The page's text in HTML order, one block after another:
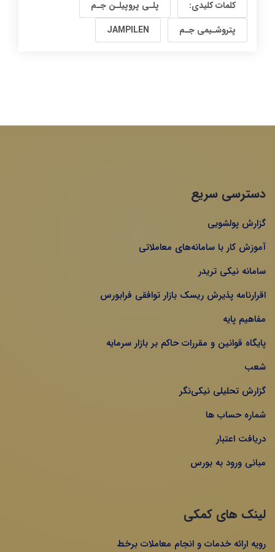
کلمات کلیدی:
پلـی پروپیلـن جـم
پتروشـیمی جـم
JAMPILEN
دسترسی سریع
گزارش پولشویی
آموزش کار با سامانه‌های معاملاتی
سامانه نیکی تریدر
اقرارنامه پذیرش ریسک بازار توافقی فرابورس
مفاهیم پایه
پایگاه قوانین و مقررات حاکم بر بازار سرمایه
شعب
گزارش تحلیلی نیکی‌نگر
شماره حساب ها
دریافت اعتبار
مبانی ورود به بورس
لینک های کمکی
رویه ارائه خدمات و انجام معاملات برخط